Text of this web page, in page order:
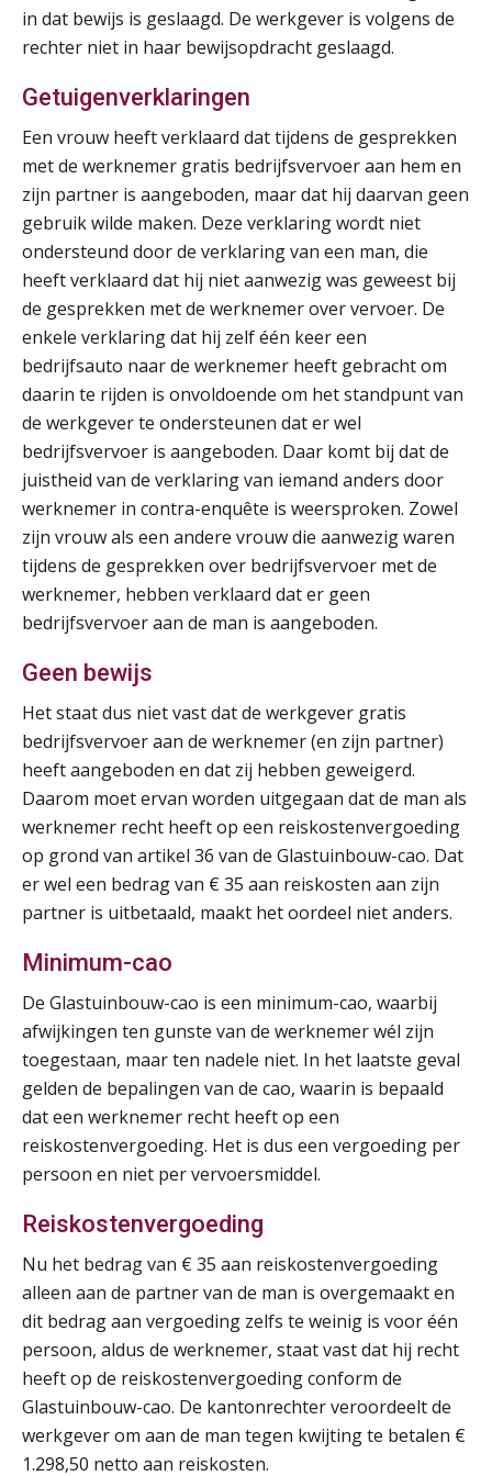
in dat bewijs is geslaagd. De werkgever is volgens de
rechter niet in haar bewijsopdracht geslaagd.
Getuigenverklaringen
Een vrouw heeft verklaard dat tijdens de gesprekken
met de werknemer gratis bedrijfsvervoer aan hem en
zijn partner is aangeboden, maar dat hij daarvan geen
gebruik wilde maken. Deze verklaring wordt niet
ondersteund door de verklaring van een man, die
heeft verklaard dat hij niet aanwezig was geweest bij
de gesprekken met de werknemer over vervoer. De
enkele verklaring dat hij zelf één keer een
bedrijfsauto naar de werknemer heeft gebracht om
daarin te rijden is onvoldoende om het standpunt van
de werkgever te ondersteunen dat er wel
bedrijfsvervoer is aangeboden. Daar komt bij dat de
juistheid van de verklaring van iemand anders door
werknemer in contra-enquête is weersproken. Zowel
zijn vrouw als een andere vrouw die aanwezig waren
tijdens de gesprekken over bedrijfsvervoer met de
werknemer, hebben verklaard dat er geen
bedrijfsvervoer aan de man is aangeboden.
Geen bewijs
Het staat dus niet vast dat de werkgever gratis
bedrijfsvervoer aan de werknemer (en zijn partner)
heeft aangeboden en dat zij hebben geweigerd.
Daarom moet ervan worden uitgegaan dat de man als
werknemer recht heeft op een reiskostenvergoeding
op grond van artikel 36 van de Glastuinbouw-cao. Dat
er wel een bedrag van € 35 aan reiskosten aan zijn
partner is uitbetaald, maakt het oordeel niet anders.
Minimum-cao
De Glastuinbouw-cao is een minimum-cao, waarbij
afwijkingen ten gunste van de werknemer wél zijn
toegestaan, maar ten nadele niet. In het laatste geval
gelden de bepalingen van de cao, waarin is bepaald
dat een werknemer recht heeft op een
reiskostenvergoeding. Het is dus een vergoeding per
persoon en niet per vervoersmiddel.
Reiskostenvergoeding
Nu het bedrag van € 35 aan reiskostenvergoeding
alleen aan de partner van de man is overgemaakt en
dit bedrag aan vergoeding zelfs te weinig is voor één
persoon, aldus de werknemer, staat vast dat hij recht
heeft op de reiskostenvergoeding conform de
Glastuinbouw-cao. De kantonrechter veroordeelt de
werkgever om aan de man tegen kwijting te betalen €
1.298,50 netto aan reiskosten.
De mensen achter de loonstrook: in
Je helpt klanten met hun
administratie — maar hoe zit het met
die van jouzelf?
Hoe behoud je financiële talenten in
een krappe arbeidsmarkt?
Onterechte transitievergoeding
terugbetaald krijgen
Grip op uren per dienst: 7
veelgemaakte fouten in
31
AUG
Praktijkdiploma Loonadministratie (PDL®)
Markus Verbeek Praehep
01
SEP
MOCuitgevers
03
SEP
Online cursus Wwft voor salarisadministrateurs (inclusief praktijkmodellen)
MOCuitgevers
07
SEP
Online cursus Bedingen in de arbeidsovereenkomst
MOCuitgevers
08
SEP
Online Excel training voor de salarisadministrateur (verdieping)
MOCuitgevers
08
SEP
Tweedaagse online Excel training voor de salarisadministrateur (verdieping, specialisatie en AI)
MOCuitgevers
09
SEP
Cursus Samenwerken financiële- en salarisadministratie
MOCuitgevers
16
SEP
MOCuitgevers
17
SEP
Training Grenzen aangeven met zelfvertrouwen en respect
MOCuitgevers
17
SEP
Online cursus Auto, fiets en OV in de salarisadministratie
MOCuitgevers
17
SEP
Praktijkdiploma loonadministratie (PDL)
SD Worx
SEP
MOCuitgevers
21
SEP
Pensioen voor de salarisprofessional: ontdek welke verdieping bij jou past
MOCuitgevers
SEP
Online cursus Zzp’er, de Wet DBA en schijnzelfstandigheid
MOCuitgevers
SEP
MOCuitgevers
SEP
Cursus Inkomstenbelasting voor de salarisadministrateur
MOCuitgevers
SEP
Online Excel training voor de salarisadministrateur (specialisatie en AI)
MOCuitgevers